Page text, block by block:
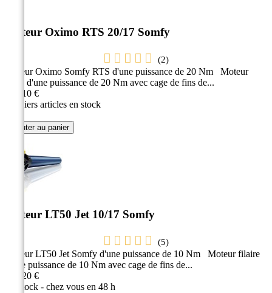
Moteur Oximo RTS 20/17 Somfy
(2)
Moteur Oximo Somfy RTS d'une puissance de 20 Nm Moteur
radio d'une puissance de 20 Nm avec cage de fins de...
263,10 €
Derniers articles en stock
Ajouter au panier
Moteur LT50 Jet 10/17 Somfy
(5)
Moteur LT50 Jet Somfy d'une puissance de 10 Nm Moteur filaire
d'une puissance de 10 Nm avec cage de fins de...
163,20 €
En stock - chez vous en 48 h